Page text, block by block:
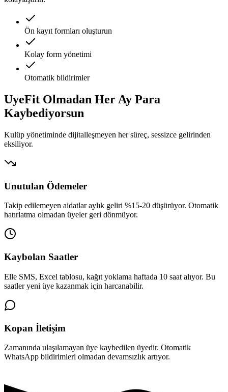
Ön kayıt formları oluşturun
Kolay form yönetimi
Otomatik bildirimler
UyeFit Olmadan Her Ay Para
Kaybediyorsun
Kulüp yönetiminde dijitalleşmeyen her süreç, sessizce gelirinden
eksiliyor.
Unutulan Ödemeler
Takip edilemeyen aidatlar aylık geliri %15-20 düşürüyor. Otomatik
hatırlatma olmadan üyeler geri dönmüyor.
Kaybolan Saatler
Elle SMS, Excel tablosu, kağıt yoklama haftada 10 saat alıyor. Bu
saatler yeni üye kazanmak için harcanabilir.
Kopan İletişim
Zamanında ulaşılamayan üye kaybedilen üyedir. Otomatik
WhatsApp bildirimleri olmadan devamsızlık artıyor.